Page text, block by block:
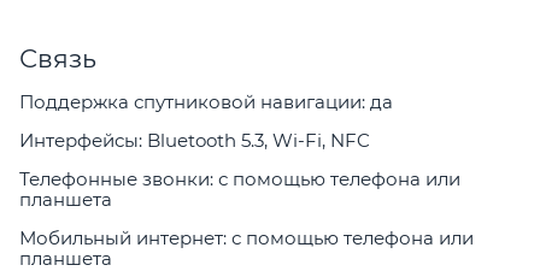
Связь
Поддержка спутниковой навигации: да
Интерфейсы: Bluetooth 5.3, Wi-Fi, NFC
Телефонные звонки: с помощью телефона или
планшета
Мобильный интернет: с помощью телефона или
планшета